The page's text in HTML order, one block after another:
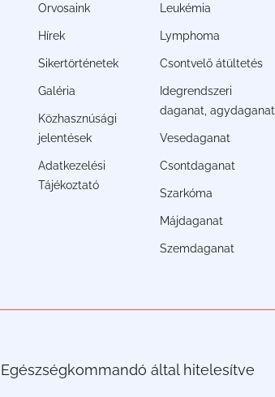
Orvosaink
Hírek
Sikertörténetek
Galéria
Közhasznúsági
jelentések
Adatkezelési
Tájékoztató
Leukémia
Lymphoma
Csontvelő átültetés
Idegrendszeri
daganat, agydaganat
Vesedaganat
Csontdaganat
Szarkóma
Májdaganat
Szemdaganat
Egészségkommandó által hitelesítve